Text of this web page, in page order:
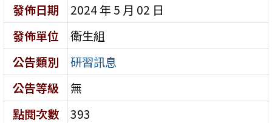
發佈日期
2024 年 5 月 02 日
發佈單位
衛生組
公告類別
研習訊息
公告等級
無
點閱次數
393